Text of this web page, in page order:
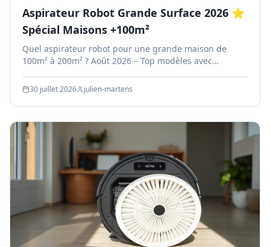
Aspirateur Robot Grande Surface 2026 ⭐
Spécial Maisons +100m²
Quel aspirateur robot pour une grande maison de
100m² à 200m² ? Août 2026 – Top modèles avec
station auto.
30 juillet 2026 julien-martens